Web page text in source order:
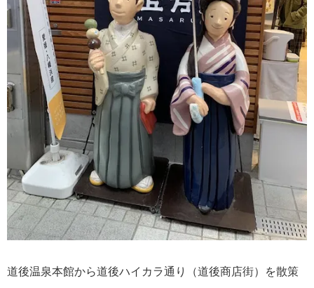
道後温泉本館から道後ハイカラ通り（道後商店街）を散策